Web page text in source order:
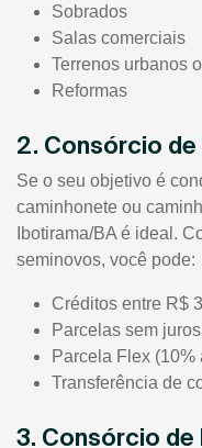
Sobrados
Salas comerciais
Terrenos urbanos
Reformas
2. Consórcio de
Se o seu objetivo é
caminhonete ou
Ibotirama/BA é ideal.
seminovos, você pode:
Créditos entre R$
Parcelas sem juros
Parcela Flex (10%
Transferência de
3. Consórcio de